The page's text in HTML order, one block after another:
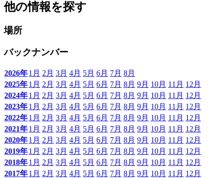
他の情報を探す
場所
バックナンバー
2026年1月 2月 3月 4月 5月 6月 7月 8月
2025年1月 2月 3月 4月 5月 6月 7月 8月 9月 10月 11月 12月
2024年1月 2月 3月 4月 5月 6月 7月 8月 9月 10月 11月 12月
2023年1月 2月 3月 4月 5月 6月 7月 8月 9月 10月 11月 12月
2022年1月 2月 3月 4月 5月 6月 7月 8月 9月 10月 11月 12月
2021年1月 2月 3月 4月 5月 6月 7月 8月 9月 10月 11月 12月
2020年1月 2月 3月 4月 5月 6月 7月 8月 9月 10月 11月 12月
2019年1月 2月 3月 4月 5月 6月 7月 8月 9月 10月 11月 12月
2018年1月 2月 3月 4月 5月 6月 7月 8月 9月 10月 11月 12月
2017年1月 2月 3月 4月 5月 6月 7月 8月 9月 10月 11月 12月